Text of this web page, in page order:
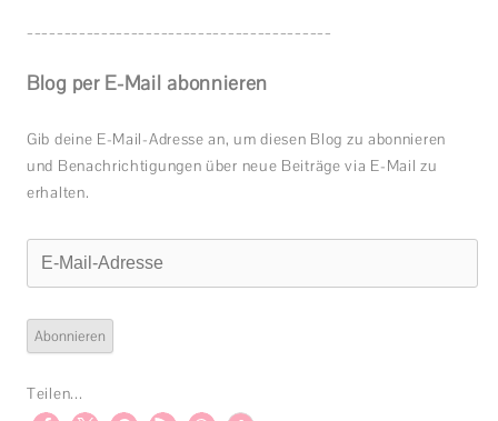
Blog per E-Mail abonnieren
Gib deine E-Mail-Adresse an, um diesen Blog zu abonnieren
und Benachrichtigungen über neue Beiträge via E-Mail zu
erhalten.
E-
Mail-
Abonnieren
Teilen...